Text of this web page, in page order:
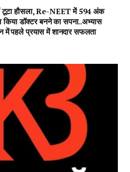
टूटा हौसला, Re-NEET में 594 अंक
किया डॉक्टर बनने का सपना..अभ्यास
में पहले प्रयास में शानदार सफलता